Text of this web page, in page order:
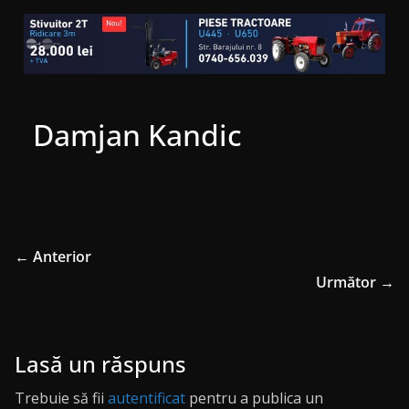
Damjan Kandic
← Anterior
Următor →
Lasă un răspuns
Trebuie să fii autentificat pentru a publica un